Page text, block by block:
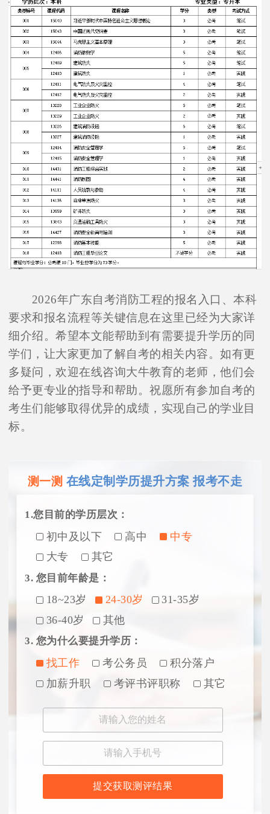
2026年广东自考消防工程的报名入口、本科
要求和报名流程等关键信息在这里已经为大家详
细介绍。希望本文能帮助到有需要提升学历的同
学们，让大家更加了解自考的相关内容。如有更
多疑问，欢迎在线咨询大牛教育的老师，他们会
给予更专业的指导和帮助。祝愿所有参加自考的
考生们能够取得优异的成绩，实现自己的学业目
标。
测一测 在线定制学历提升方案 报考不走
1.您目前的学历层次：
初中及以下 高中
中专
大专
其它
3. 您目前年龄是：
18~23岁 24-30岁
31-35岁
36-40岁
其他
3. 您为什么要提升学历：
找工作 考公务员
积分落户
加薪升职
考评书评职称 其它
提交获取测评结果